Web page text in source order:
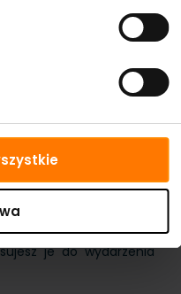
z nich, a tym samym
która będzie
różnych
rozmiary. Te mniejsze
i małych
dmuchańce to zaś
czy imprezy
je do wydarzenia